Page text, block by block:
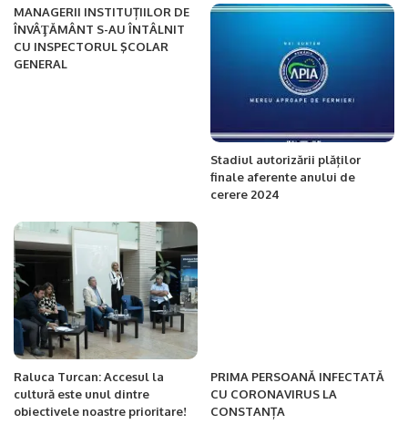
MANAGERII INSTITUȚIILOR DE
ÎNVÂŢĂMÂNT S-AU ÎNTÂLNIT
CU INSPECTORUL ŞCOLAR
GENERAL
Stadiul autorizării plăților
finale aferente anului de
cerere 2024
Raluca Turcan: Accesul la
cultură este unul dintre
obiectivele noastre prioritare!
PRIMA PERSOANĂ INFECTATĂ
CU CORONAVIRUS LA
CONSTANȚA